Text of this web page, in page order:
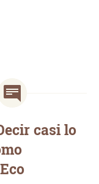
casi lo